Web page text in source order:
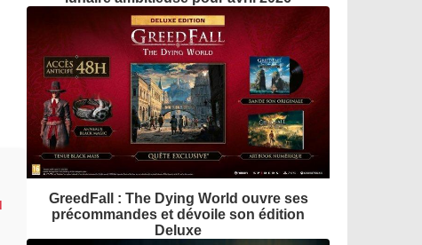
GreedFall : The Dying World ouvre ses
précommandes et dévoile son édition
Deluxe